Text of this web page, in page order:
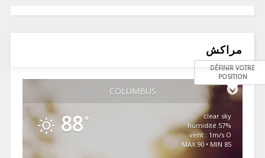
مراكش
COLUMBUS
DÉFINIR VOTRE
POSITION
88 °
clear sky
57% humidité
vent : 1m/s O
MAX 90 • MIN 85